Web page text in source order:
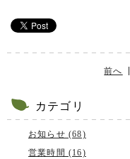
前へ
カテゴリ
お知らせ (68)
営業時間 (16)